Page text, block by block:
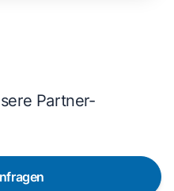
Partner-